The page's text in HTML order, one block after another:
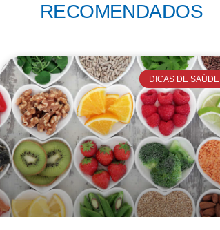
RECOMENDADOS
DICAS DE SAÚDE